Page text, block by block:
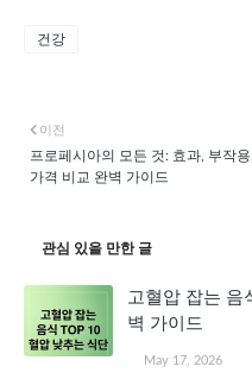
건강
이전
프로페시아의 모든 것: 효과, 부작용,
가격 비교 완벽 가이드
관심 있을 만한 글
고혈압 잡는 음
벽 가이드
May 17, 2026